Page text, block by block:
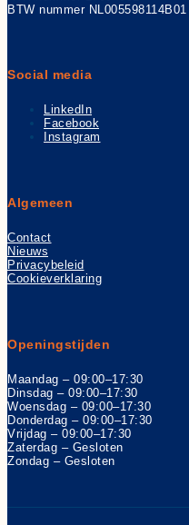
BTW nummer NL005598114B01
Social media
LinkedIn
Facebook
Instagram
Algemeen
Contact
Nieuws
Privacybeleid
Cookieverklaring
Openingstijden
Maandag – 09:00–17:30
Dinsdag – 09:00–17:30
Woensdag – 09:00–17:30
Donderdag – 09:00–17:30
Vrijdag – 09:00–17:30
Zaterdag – Gesloten
Zondag – Gesloten